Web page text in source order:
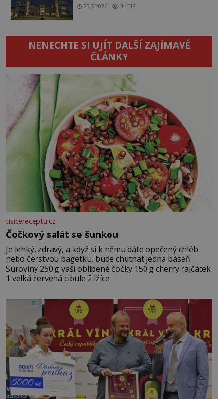
23.7.2026 3.4TIS
NENECHTE SI UJÍT DALŠÍ ZAJÍMAVÉ
ČLÁNKY
tisicereceptu.cz
Čočkový salát se šunkou
Je lehký, zdravý, a když si k němu dáte opečený chléb
nebo čerstvou bagetku, bude chutnat jedna báseň.
Suroviny 250 g vaší oblíbené čočky 150 g cherry rajčátek
1 velká červená cibule 2 lžíce